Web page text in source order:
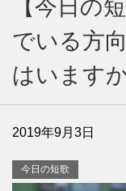
【今日の
でいる方
はいます
2019年9月3日
今日の短歌